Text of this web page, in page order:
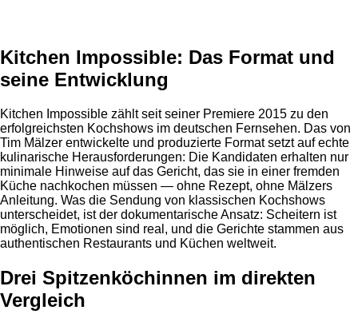
Kitchen Impossible: Das Format und
seine Entwicklung
Kitchen Impossible zählt seit seiner Premiere 2015 zu den
erfolgreichsten Kochshows im deutschen Fernsehen. Das von
Tim Mälzer entwickelte und produzierte Format setzt auf echte
kulinarische Herausforderungen: Die Kandidaten erhalten nur
minimale Hinweise auf das Gericht, das sie in einer fremden
Küche nachkochen müssen — ohne Rezept, ohne Mälzers
Anleitung. Was die Sendung von klassischen Kochshows
unterscheidet, ist der dokumentarische Ansatz: Scheitern ist
möglich, Emotionen sind real, und die Gerichte stammen aus
authentischen Restaurants und Küchen weltweit.
Drei Spitzenköchinnen im direkten
Vergleich